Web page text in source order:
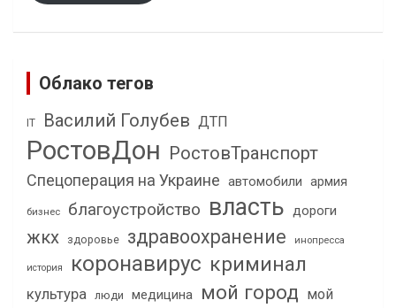
Облако тегов
IT Василий Голубев ДТП
РостовДон РостовТранспорт
Спецоперация на Украине автомобили армия
бизнес благоустройство власть дороги
жкх здоровье здравоохранение инопресса
история коронавирус криминал
культура люди медицина мой город мой